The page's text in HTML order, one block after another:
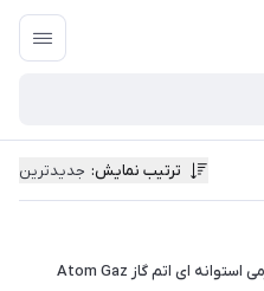
ترتیب نمایش: جدیدترین